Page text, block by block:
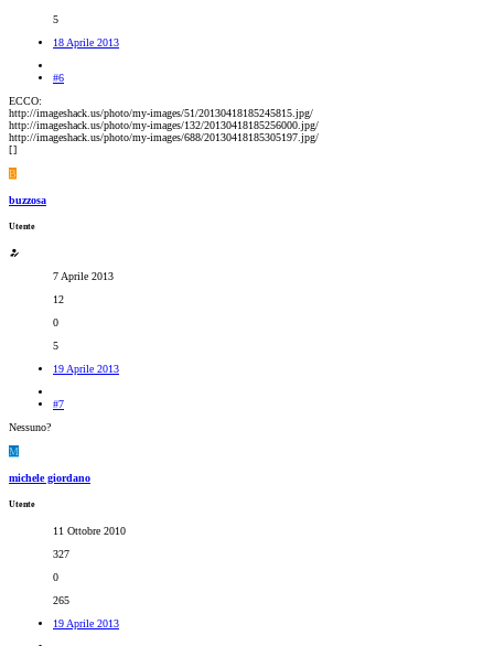
5
18 Aprile 2013
#6
ECCO:
http://imageshack.us/photo/my-images/51/20130418185245815.jpg/
http://imageshack.us/photo/my-images/132/20130418185256000.jpg/
http://imageshack.us/photo/my-images/688/20130418185305197.jpg/
[]
B
buzzosa
Utente
7 Aprile 2013
12
0
5
19 Aprile 2013
#7
Nessuno?
M
michele giordano
Utente
11 Ottobre 2010
327
0
265
19 Aprile 2013